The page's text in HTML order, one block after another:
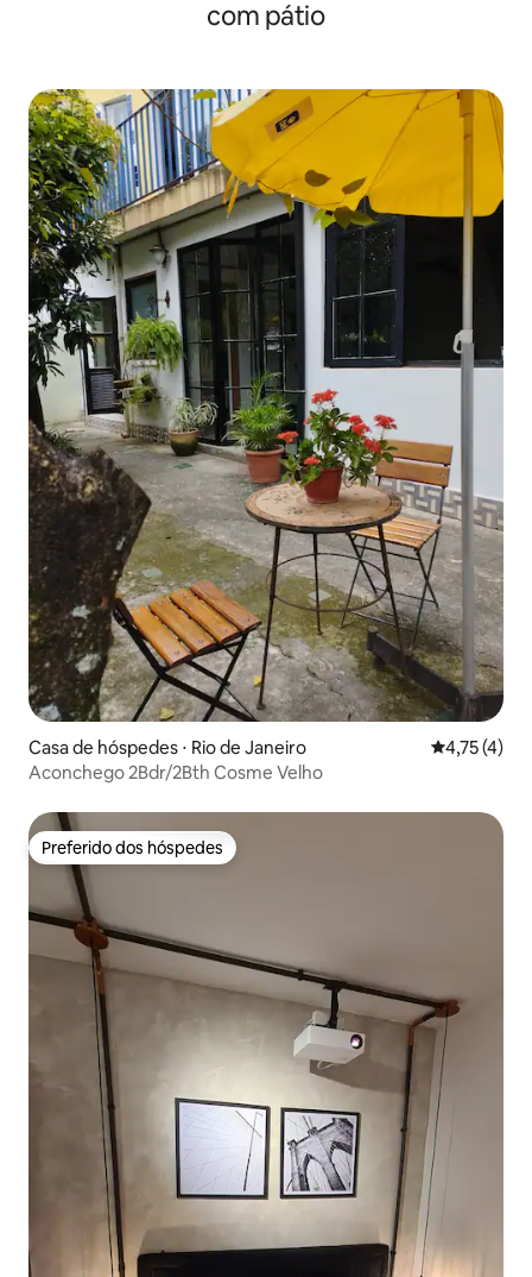
com pátio
Casa de hóspedes ⋅ Rio de Janeiro 4,75 de
4,75 (4)
Aconchego 2Bdr/2Bth Cosme Velho
Preferido dos hóspedes
Preferido dos hóspedes